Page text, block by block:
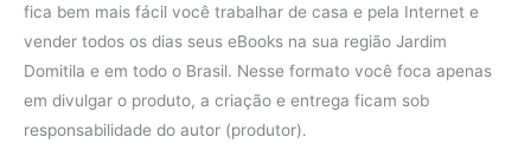
fica bem mais fácil você trabalhar de casa e pela Internet e
vender todos os dias seus eBooks na sua região Jardim
Domitila e em todo o Brasil. Nesse formato você foca apenas
em divulgar o produto, a criação e entrega ficam sob
responsabilidade do autor (produtor).